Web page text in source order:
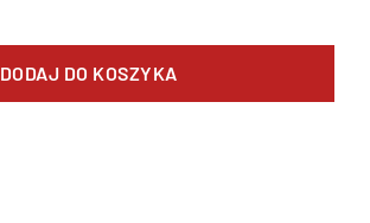
DODAJ DO KOSZYKA